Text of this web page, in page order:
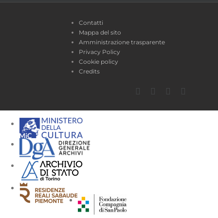
Contatti
Mappa del sito
Amministrazione trasparente
Privacy Policy
Cookie policy
Credits
Facebook
TwitterYouTube